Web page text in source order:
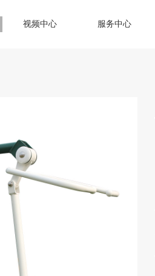
视频中心 服务中心